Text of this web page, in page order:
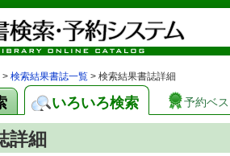
> 検索結果書誌一覧 > 検索結果書誌詳細
いろいろ検索 予約ベ
詳細